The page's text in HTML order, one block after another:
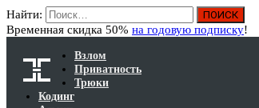
Найти:
Временная скидка 50% на годовую подписку!
Взлом
Приватность
Трюки
Кодинг